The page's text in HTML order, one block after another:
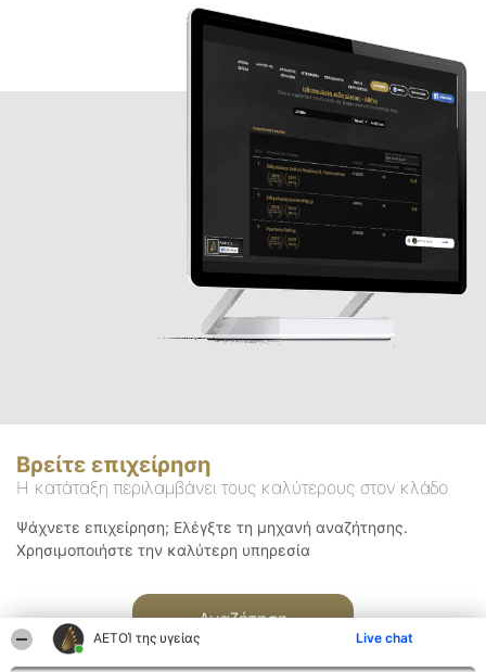
ΑΕΤΟΊ της υγείας Live chat
Βρείτε επιχείρηση
Η κατάταξη περιλαμβάνει τους καλύτερους στον κλάδο
Ψάχνετε επιχείρηση; Ελέγξτε τη μηχανή αναζήτησης.
Χρησιμοποιήστε την καλύτερη υπηρεσία
Αναζήτηση